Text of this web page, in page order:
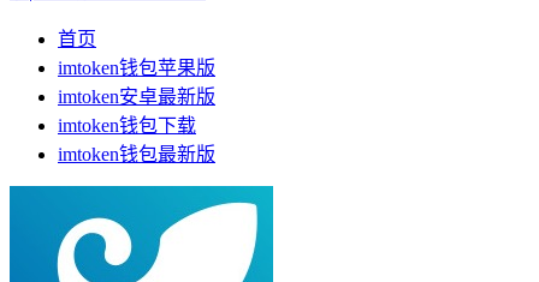
首页
imtoken钱包苹果版
imtoken安卓最新版
imtoken钱包下载
imtoken钱包最新版